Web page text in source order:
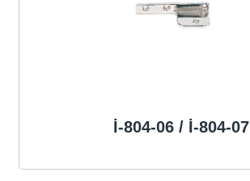
İ-804-06 / İ-804-07